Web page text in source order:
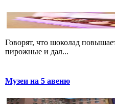
Говорят, что шоколад
пирожные и дал...
Музеи на 5 авеню